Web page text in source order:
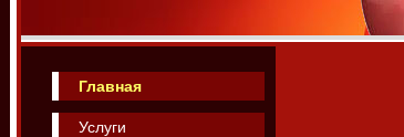
Главная
Услуги